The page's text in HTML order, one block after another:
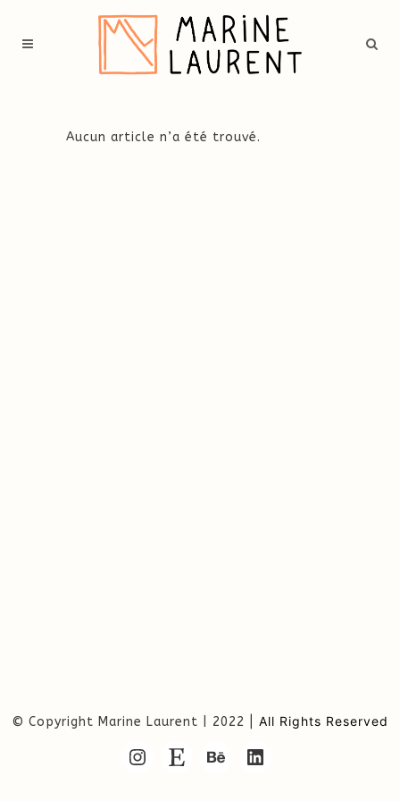
Aucun article n’a été trouvé.
© Copyright Marine Laurent | 2022 | All Rights Reserved